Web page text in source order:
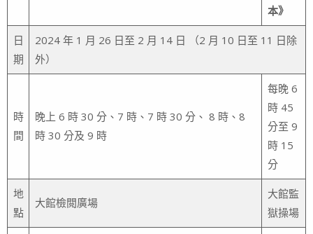
本》
日
期
2024 年 1 月 26 日至 2 月 14 日 （2 月 10 日至 11 日除
外）
時
間
晚上 6 時 30 分、7 時、7 時 30 分、 8 時、8
時 30 分及 9 時
每晚 6
時 45
分至 9
時 15
分
地
點
大館檢閲廣場
大館監
獄操場